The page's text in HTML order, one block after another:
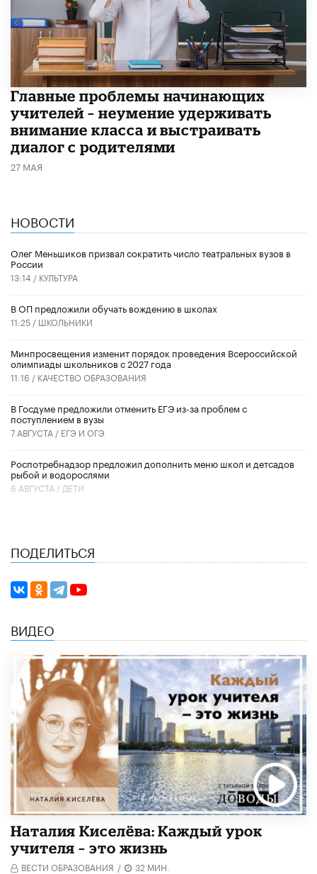
Главные проблемы начинающих
учителей – неумение удерживать
внимание класса и выстраивать
диалог с родителями
27 МАЯ
НОВОСТИ
Олег Меньшиков призвал сократить число театральных вузов в
России
13:14 / КУЛЬТУРА
В ОП предложили обучать вождению в школах
11:25 / ШКОЛЬНИКИ
Минпросвещения изменит порядок проведения Всероссийской
олимпиады школьников с 2027 года
11:16 / КАЧЕСТВО ОБРАЗОВАНИЯ
В Госдуме предложили отменить ЕГЭ из-за проблем с
поступлением в вузы
7 АВГУСТА / ЕГЭ И ОГЭ
Роспотребнадзор предложил дополнить меню школ и детсадов
рыбой и водорослями
6 АВГУСТА / ДЕТИ
ПОДЕЛИТЬСЯ
ВИДЕО
Наталия Киселёва: Каждый урок
учителя – это жизнь
ВЕСТИ ОБРАЗОВАНИЯ / 32 МИН.